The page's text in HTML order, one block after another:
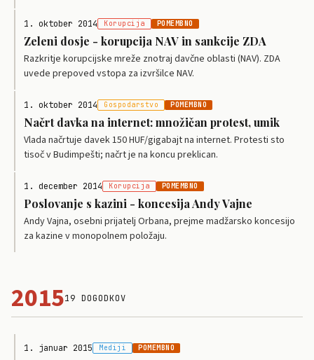
1. oktober 2014 Korupcija POMEMBNO
Zeleni dosje - korupcija NAV in sankcije ZDA
Razkritje korupcijske mreže znotraj davčne oblasti (NAV). ZDA
uvede prepoved vstopa za izvršilce NAV.
1. oktober 2014 Gospodarstvo POMEMBNO
Načrt davka na internet: množičan protest, umik
Vlada načrtuje davek 150 HUF/gigabajt na internet. Protesti sto
tisoč v Budimpešti; načrt je na koncu preklican.
1. december 2014 Korupcija POMEMBNO
Poslovanje s kazini - koncesija Andy Vajne
Andy Vajna, osebni prijatelj Orbana, prejme madžarsko koncesijo
za kazine v monopolnem položaju.
201519 DOGODKOV
1. januar 2015 Mediji POMEMBNO